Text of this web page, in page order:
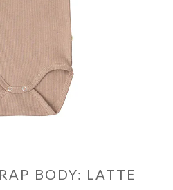
BODY: LATTE